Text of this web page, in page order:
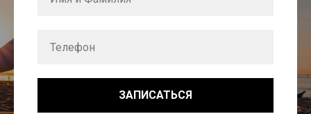
ЗАПИСАТЬСЯ